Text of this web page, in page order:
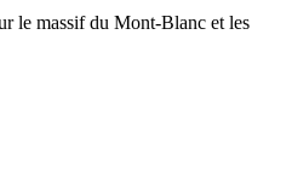
le massif du Mont-Blanc et les